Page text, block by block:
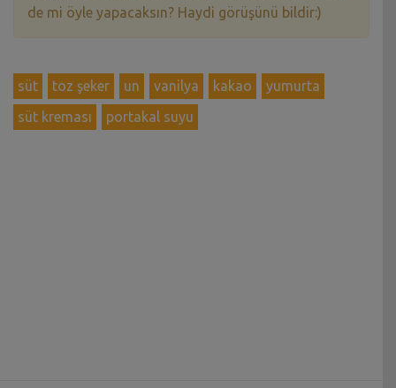
de mi öyle yapacaksın? Haydi görüşünü bildir:)
süt toz şeker un vanilya kakao
yumurta
süt kreması
portakal suyu